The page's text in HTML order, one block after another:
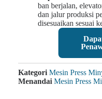
ban berjalan,
dan jalur produksi
disesuaikan sesuai
Kategori Mesin Press
Menandai Mesin Press